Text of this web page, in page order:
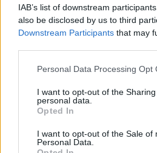
IAB’s list of downstream
also be disclosed by us to third
Downstream Participants that may
Please note that this website/app
not limited to your visit or usage
grant or deny consent to Google
use your data for below specified
consent section.
Personal Data Processing Opt
I want to opt-out of the
personal data.
Opted In
I want to opt-out of the Sale of
Personal Data.